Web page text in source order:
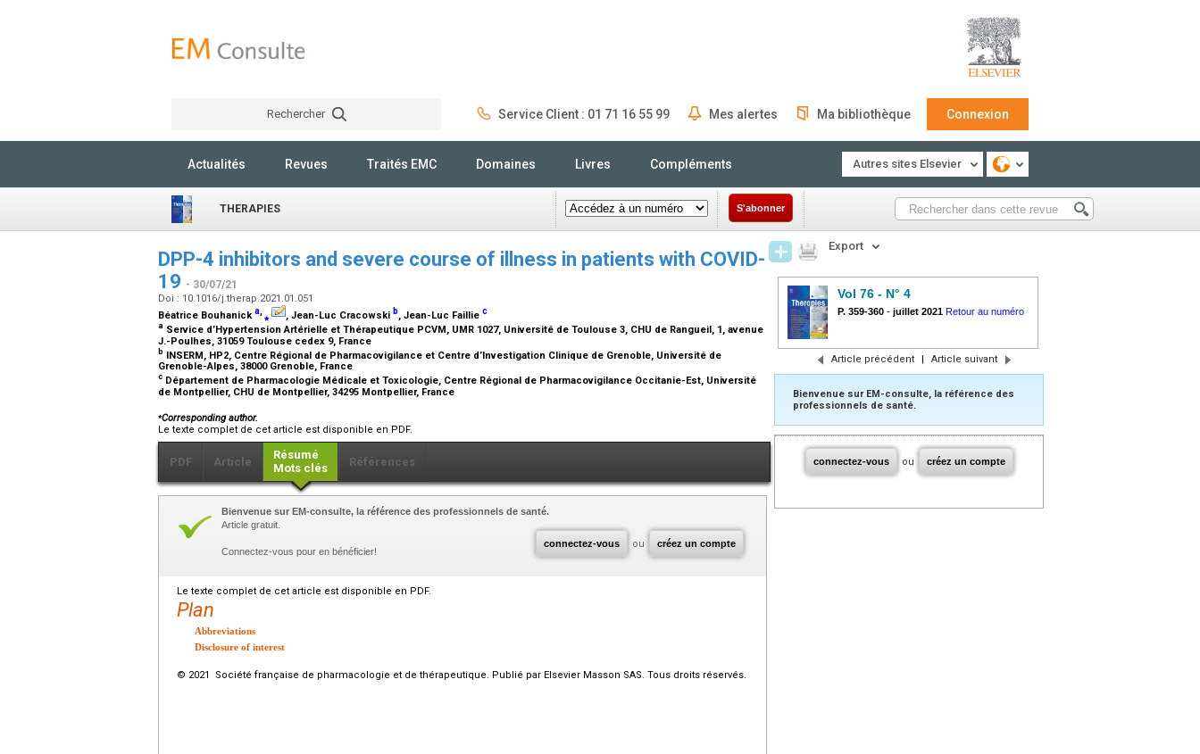
Rechercher Service Client : 01 71 16 55 99 Mes alertes Ma bibliothèque Connexion
Actualités Revues Traités EMC Domaines Livres Compléments Autres sites Elsevier
THERAPIES S'abonner
DPP-4 inhibitors and severe course of illness in patients with COVID-
19 - 30/07/21
Doi : 10.1016/j.therap.2021.01.051
Béatrice Bouhanicka,⁎ , Jean-Luc Cracowski b, Jean-Luc Faillie c
a Service d’Hypertension Artérielle et Thérapeutique PCVM, UMR 1027, Université de Toulouse 3, CHU de Rangueil, 1, avenue
J.-Poulhes, 31059 Toulouse cedex 9, France
b INSERM, HP2, Centre Régional de Pharmacovigilance et Centre d’Investigation Clinique de Grenoble, Université de
Grenoble-Alpes, 38000 Grenoble, France
c Département de Pharmacologie Médicale et Toxicologie, Centre Régional de Pharmacovigilance Occitanie-Est, Université
de Montpellier, CHU de Montpellier, 34295 Montpellier, France
⁎Corresponding author.
Le texte complet de cet article est disponible en PDF.
PDF Article
Résumé
Mots clés
Références
connectez-vous ou créez un compte
Bienvenue sur EM-consulte, la référence des professionnels de santé.
Article gratuit.
Connectez-vous pour en bénéficier!
Le texte complet de cet article est disponible en PDF.
Plan
Abbreviations
Disclosure of interest
© 2021 Société française de pharmacologie et de thérapeutique. Publié par Elsevier Masson SAS. Tous droits réservés.
Export
Vol 76 - N° 4
P. 359-360 - juillet 2021 Retour au numéro
Article précédent | Article suivant
Bienvenue sur EM-consulte, la référence des
professionnels de santé.
connectez-vous ou créez un compte